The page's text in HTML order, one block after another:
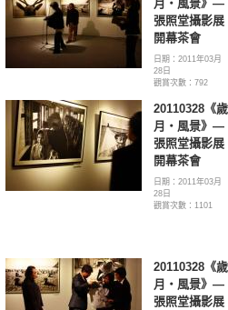
月‧風景》—
張照堂攝影展
開幕茶會
日期：2011年03月
28日
觀賞次數：792
20110328《歲
月‧風景》—
張照堂攝影展
開幕茶會
日期：2011年03月
28日
觀賞次數：1101
20110328《歲
月‧風景》—
張照堂攝影展